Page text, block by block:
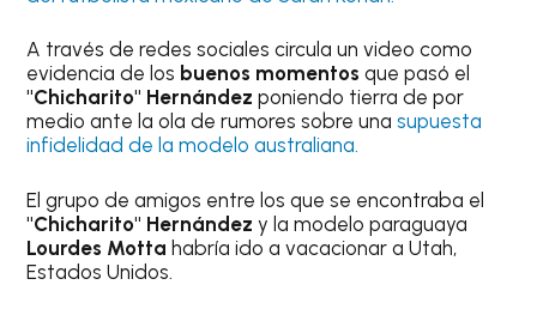
A través de redes sociales circula un video como
evidencia de los buenos momentos que pasó el
"Chicharito" Hernándezponiendo tierra de por
medio ante la ola de rumores sobre una supuesta
infidelidad de la modelo australiana.
El grupo de amigos entre los que se encontraba el
"Chicharito" Hernández y la modelo paraguaya
Lourdes Motta habría ido a vacacionar a Utah,
Estados Unidos.